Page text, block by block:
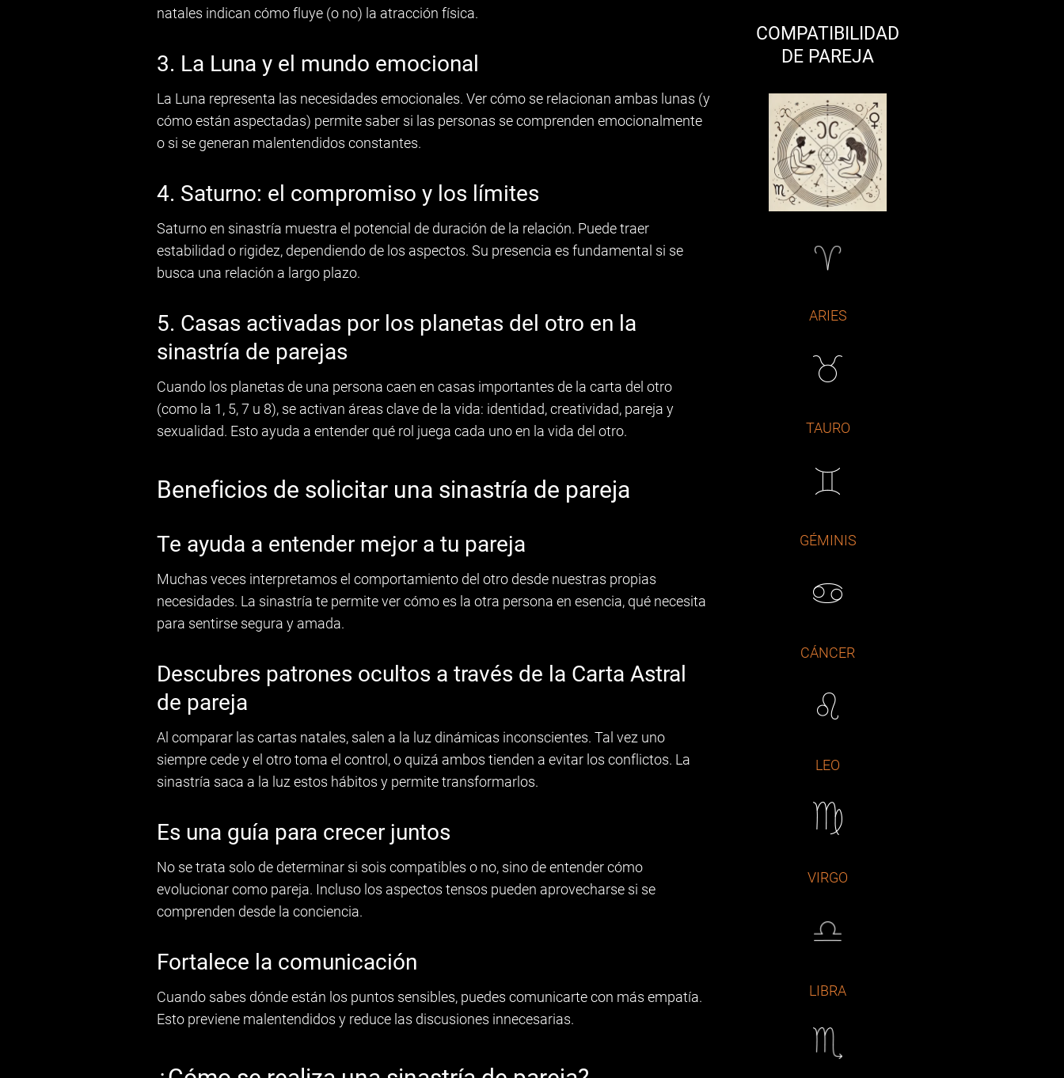
natales indican cómo fluye (o no) la atracción física.
3. La Luna y el mundo emocional
La Luna representa las necesidades emocionales. Ver cómo se relacionan ambas lunas (y
cómo están aspectadas) permite saber si las personas se comprenden emocionalmente
o si se generan malentendidos constantes.
4. Saturno: el compromiso y los límites
Saturno en sinastría muestra el potencial de duración de la relación. Puede traer
estabilidad o rigidez, dependiendo de los aspectos. Su presencia es fundamental si se
busca una relación a largo plazo.
5. Casas activadas por los planetas del otro en la
sinastría de parejas
Cuando los planetas de una persona caen en casas importantes de la carta del otro
(como la 1, 5, 7 u 8), se activan áreas clave de la vida: identidad, creatividad, pareja y
sexualidad. Esto ayuda a entender qué rol juega cada uno en la vida del otro.
Beneficios de solicitar una sinastría de pareja
Te ayuda a entender mejor a tu pareja
Muchas veces interpretamos el comportamiento del otro desde nuestras propias
necesidades. La sinastría te permite ver cómo es la otra persona en esencia, qué necesita
para sentirse segura y amada.
Descubres patrones ocultos a través de la Carta Astral
de pareja
Al comparar las cartas natales, salen a la luz dinámicas inconscientes. Tal vez uno
siempre cede y el otro toma el control, o quizá ambos tienden a evitar los conflictos. La
sinastría saca a la luz estos hábitos y permite transformarlos.
Es una guía para crecer juntos
No se trata solo de determinar si sois compatibles o no, sino de entender cómo
evolucionar como pareja. Incluso los aspectos tensos pueden aprovecharse si se
comprenden desde la conciencia.
Fortalece la comunicación
Cuando sabes dónde están los puntos sensibles, puedes comunicarte con más empatía.
Esto previene malentendidos y reduce las discusiones innecesarias.
COMPATIBILIDAD
DE PAREJA
ARIES
TAURO
GÉMINIS
CÁNCER
LEO
VIRGO
LIBRA